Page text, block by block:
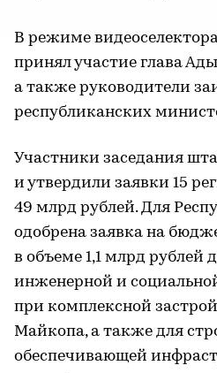
В режиме
принял участие глава
а также руководители
республиканских
Участники заседания
и утвердили заявки 15
49 млрд рублей. Для
одобрена заявка на
в объеме 1,1 млрд рублей
инженерной и
при комплексной
Майкопа, а также для
обеспечивающей